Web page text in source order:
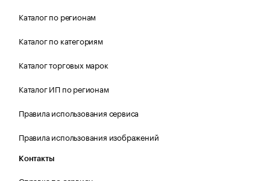
Каталог по регионам
Каталог по категориям
Каталог торговых марок
Каталог ИП по регионам
Правила использования сервиса
Правила использования изображений
Контакты